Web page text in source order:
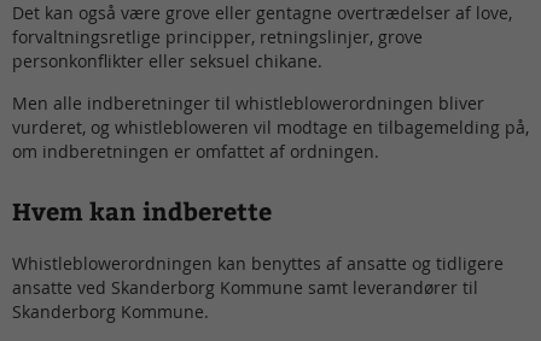
Det kan også være grove eller gentagne overtrædelser af love,
forvaltningsretlige principper, retningslinjer, grove
personkonflikter eller seksuel chikane.
Men alle indberetninger til whistleblowerordningen bliver
vurderet, og whistlebloweren vil modtage en tilbagemelding på,
om indberetningen er omfattet af ordningen.
Hvem kan indberette
Whistleblowerordningen kan benyttes af ansatte og tidligere
ansatte ved Skanderborg Kommune samt leverandører til
Skanderborg Kommune.